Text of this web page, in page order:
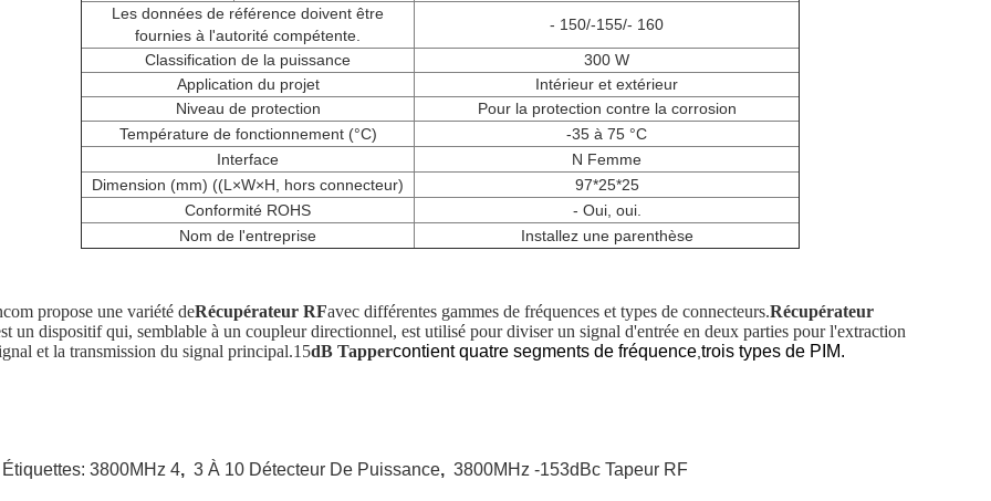
Les données de référence doivent être
fournies à l'autorité compétente.
- 150/-155/- 160
Classification de la puissance
300 W
Application du projet
Intérieur et extérieur
Niveau de protection
Pour la protection contre la corrosion
Température de fonctionnement (°C)
-35 à 75 °C
Interface
N Femme
Dimension (mm) ((L×W×H, hors connecteur)
97*25*25
Conformité ROHS
- Oui, oui.
Nom de l'entreprise
Installez une parenthèse
propose une variété deRécupérateur RFavec différentes gammes de fréquences et types de connecteurs.Récupérateur
un dispositif qui, semblable à un coupleur directionnel, est utilisé pour diviser un signal d'entrée en deux parties pour l'extraction
et la transmission du signal principal.15dB Tappercontient quatre segments de fréquence trois types de PIM.
3800MHz 4, 3 À 10 Détecteur De Puissance, 3800MHz -153dBc Tapeur RF